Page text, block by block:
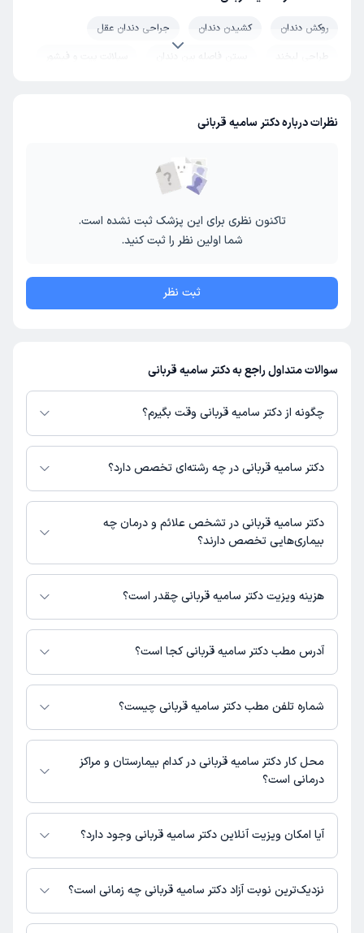
روکش دندان کشیدن دندان
جراحی دندان عقل
طراحی لبخند
بستن فاصله بین دندان
سیلانت پیت و فیشور
پر کردن دندان
عفونت (آبسه) دندان
نظرات درباره دکتر سامیه قربانی
تاکنون نظری برای این پزشک ثبت نشده است.
شما اولین نظر را ثبت کنید.
ثبت نظر
سوالات متداول راجع به دکتر سامیه قربانی
چگونه از دکتر سامیه قربانی وقت بگیرم؟
در صورتی کهدکتر سامیه قربانیدارای پروفایل فعال و نوبت‌دهی باز در پلتفرم
دکترتو باشند، می‌توانید از طریق این پلتفرم برای دریافت نوبت اقدام کنید. در
مطب، شماره تماس، برنامه حضور در مطب، تصاویر پزشک، ساعات کاری و سایر
اطلاعات مرتبط با خدمات پزشکی و نوبت‌گیری ممکن است در پروفایل ایشان در
دکترتو در دسترس باشد
دکتر سامیه قربانی در چه رشته‌ای تخصص دارد؟
دکتر سامیه قربانی در رشته‌های زیر (دندان پزشکی) تخصص دارند:
دندانپزشک
دکتر سامیه قربانی در تشخص علائم و درمان چه
بیماری‌هایی تخصص دارند؟
دکتر سامیه قربانی در تشخیص علائم و درمان بیماری‌های مرتبط با دندانپزشک
فعالیت می‌کنند.
هزینه ویزیت دکتر سامیه قربانی چقدر است؟
برای اطلاع از هزینه ویزیت دکتر سامیه قربانی، لازم است با مطب تماس بگیرید.
آدرس مطب دکتر سامیه قربانی کجا است؟
دکتر سامیه قربانی 1 مطب فعال دارند. آدرس مطب‌های دکتر سامیه قربانی به
شرح زیر است.
شماره تلفن مطب دکتر سامیه قربانی چیست؟
مطب خیایان مصطفی خمینی 2 : 05421824556
محل کار دکتر سامیه قربانی در کدام بیمارستان و مراکز
درمانی است؟
اطلاعاتی درباره محل فعالیت دکتر سامیه قربانی در مراکز درمانی در دسترس
نیست.
آیا امکان ویزیت آنلاین دکتر سامیه قربانی وجود دارد؟
در حال حاضر اطلاعاتی درباره ارائه ویزیت آنلاین توسط دکتر سامیه قربانی در
دسترس نیست. برای دریافت اطلاعات دقیق‌تر، لطفاً با مطب تماس بگیرید.
نزدیک‌ترین نوبت آزاد دکتر سامیه قربانی چه زمانی است؟
دکتر سامیه قربانی از روز شنبه 17 مرداد 1405 بیمار جدید می‌پذیرند.